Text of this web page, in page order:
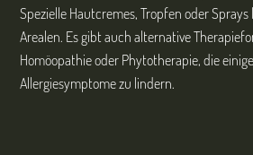
Spezielle Hautcremes, Tropfen oder
Arealen. Es gibt auch alternative
Homöopathie oder Phytotherapie, die
Allergiesymptome zu lindern.